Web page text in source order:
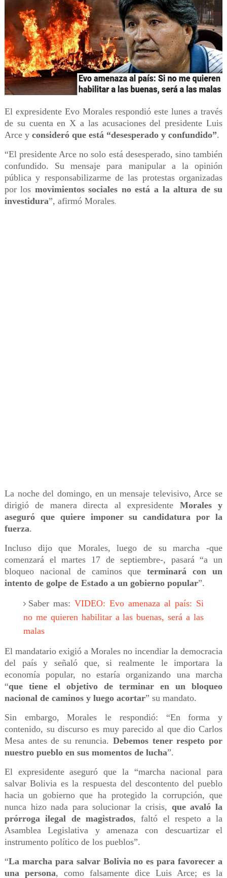
El expresidente Evo Morales respondió este lunes a través
de su cuenta en X a las acusaciones del presidente Luis
Arce y consideró que está “desesperado y confundido”.
“El presidente Arce no solo está desesperado, sino también
confundido. Su mensaje para manipular a la opinión
pública y responsabilizarme de las protestas organizadas
por los movimientos sociales no está a la altura de su
investidura”, afirmó Morales.
La noche del domingo, en un mensaje televisivo, Arce se
dirigió de manera directa al expresidente Morales y
aseguró que quiere imponer su candidatura por la
fuerza.
Incluso dijo que Morales, luego de su marcha -que
comenzará el martes 17 de septiembre-, pasará “a un
bloqueo nacional de caminos queterminará con un
intento de golpe de Estado a un gobierno popular”.
Saber mas:VIDEO: Evo amenaza al país: Si
no me quieren habilitar a las buenas, será a las
malas
El mandatario exigió a Morales no incendiar la democracia
del país y señaló que, si realmente le importara la
economía popular, no estaría organizando una marcha
“que tiene el objetivo de terminar en un bloqueo
nacional de caminos y luego acortar” su mandato.
Sin embargo, Morales le respondió: “En forma y
contenido, su discurso es muy parecido al que dio Carlos
Mesa antes de su renuncia.Debemos tener respeto por
nuestro pueblo en sus momentos de lucha”.
El expresidente aseguró que la “marcha nacional para
salvar Bolivia es la respuesta del descontento del pueblo
hacia un gobierno que ha protegido la corrupción, que
nunca hizo nada para solucionar la crisis, que avaló la
prórroga ilegal de magistrados, faltó el respeto a la
Asamblea Legislativa y amenaza con descuartizar el
instrumento político de los pueblos”.
“La marcha para salvar Bolivia no es para favorecer a
una persona, como falsamente dice Luis Arce; es la